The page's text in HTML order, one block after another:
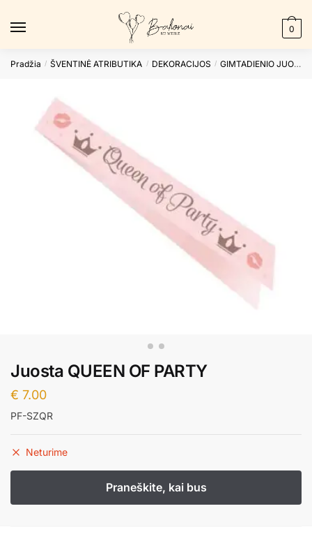
0
Pradžia / ŠVENTINĖ ATRIBUTIKA / DEKORACIJOS / GIMTADIENIO JUOSTOS
Juosta QUEEN OF PARTY
€ 7.00
PF-SZQR
Neturime